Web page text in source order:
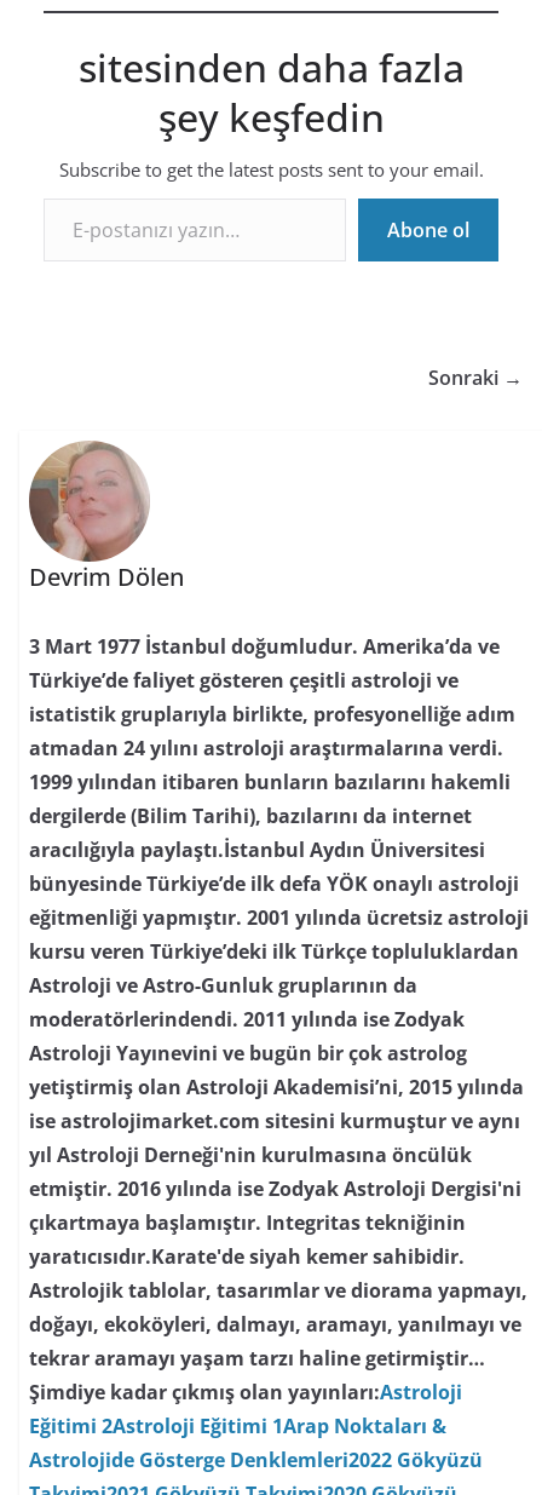
sitesinden daha fazla
şey keşfedin
Subscribe to get the latest posts sent to your email.
E-postanızı yazın…
Abone ol
Sonraki →
Devrim Dölen
3 Mart 1977 İstanbul doğumludur. Amerika’da ve
Türkiye’de faliyet gösteren çeşitli astroloji ve
istatistik gruplarıyla birlikte, profesyonelliğe adım
atmadan 24 yılını astroloji araştırmalarına verdi.
1999 yılından itibaren bunların bazılarını hakemli
dergilerde (Bilim Tarihi), bazılarını da internet
aracılığıyla paylaştı.İstanbul Aydın Üniversitesi
bünyesinde Türkiye’de ilk defa YÖK onaylı astroloji
eğitmenliği yapmıştır. 2001 yılında ücretsiz astroloji
kursu veren Türkiye’deki ilk Türkçe topluluklardan
Astroloji ve Astro-Gunluk gruplarının da
moderatörlerindendi. 2011 yılında ise Zodyak
Astroloji Yayınevini ve bugün bir çok astrolog
yetiştirmiş olan Astroloji Akademisi’ni, 2015 yılında
ise astrolojimarket.com sitesini kurmuştur ve aynı
yıl Astroloji Derneği'nin kurulmasına öncülük
etmiştir. 2016 yılında ise Zodyak Astroloji Dergisi'ni
çıkartmaya başlamıştır. Integritas tekniğinin
yaratıcısıdır.Karate'de siyah kemer sahibidir.
Astrolojik tablolar, tasarımlar ve diorama yapmayı,
doğayı, ekoköyleri, dalmayı, aramayı, yanılmayı ve
tekrar aramayı yaşam tarzı haline getirmiştir…
Şimdiye kadar çıkmış olan yayınları:Astroloji
Eğitimi 2Astroloji Eğitimi 1Arap Noktaları &
Astrolojide Gösterge Denklemleri2022 Gökyüzü